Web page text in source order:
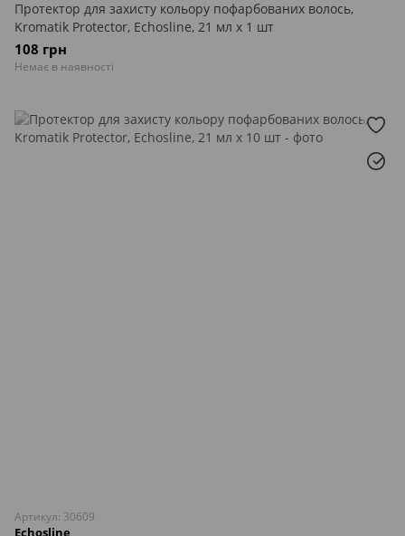
Протектор для захисту кольору пофарбованих волось,
Kromatik Protector, Echosline, 21 мл х 1 шт
108 грн
Немає в наявності
Артикул: 30609
Echosline